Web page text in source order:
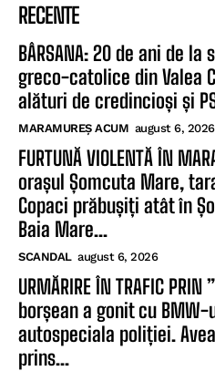
RECENTE
BÂRSANA: 20 de ani de
greco-catolice din Valea
alături de credincioși și
MARAMUREȘ ACUM august 6, 2026
FURTUNĂ VIOLENTĂ ÎN
orașul Șomcuta Mare,
Copaci prăbușiți atât în
Baia Mare...
SCANDAL august 6, 2026
URMĂRIRE ÎN TRAFIC PRIN
borșean a gonit cu
autospeciala poliției.
prins...